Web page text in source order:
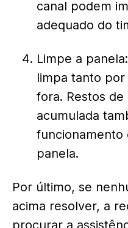
canal podem
adequado do
Limpe a
limpa tanto
fora. Restos
acumulada
funcionamento
panela.
Por último, se
acima resolver, a
procurar a